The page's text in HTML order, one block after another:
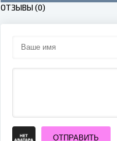
ОТЗЫВЫ (0)
ОТПРАВИТЬ